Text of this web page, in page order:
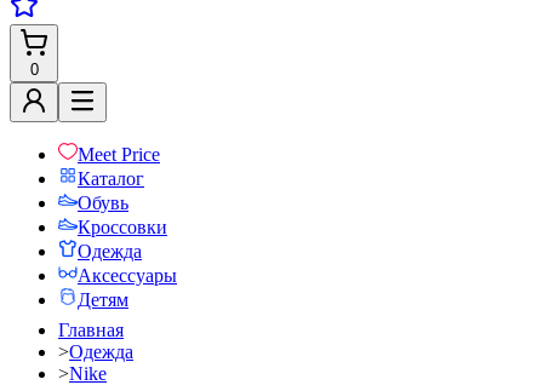
0
Meet Price
Каталог
Обувь
Кроссовки
Одежда
Аксессуары
Детям
Главная
>Одежда
>Nike